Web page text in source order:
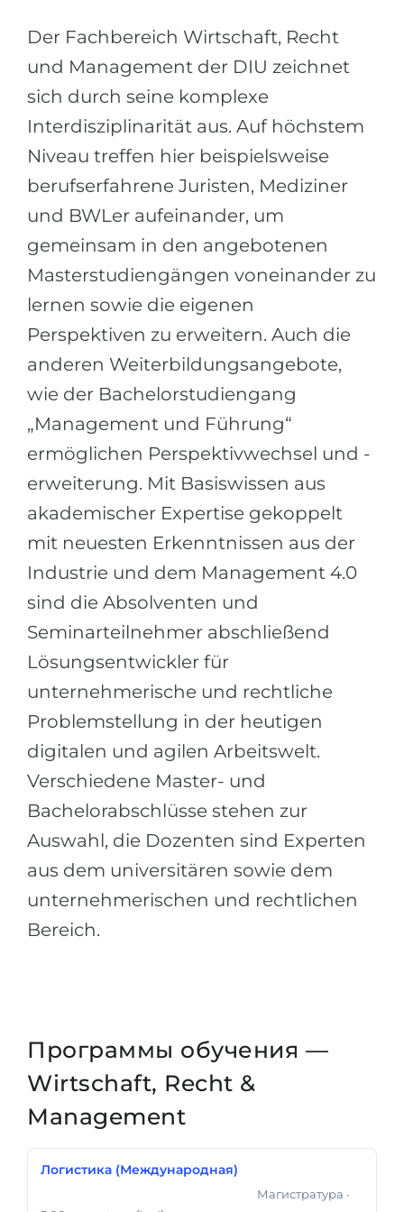
ПРОФЕССИИ
Профессии
Специальности
Примеры вакансий
КАРЬЕРНОЕ ОРИЕНТИРОВАНИЕ
Тест Голланда
Тест Карта Интересов
Тест RIASEC
Успехна
100%
Наши студенты успешно поступают
КОНСУЛЬТАЦИЯ!
ПОСТУПАЕМ НА...
Медицина
Инженерия
Физика
Менеджмент
Другая специальность
Украина
Казахстан
Азербайджан
Армения
Беларусь
Другая страна
ЗАПИСАТЬСЯ НА КОНСУЛЬТАЦИЮ
Der Fachbereich Wirtschaft, Recht
und Management der DIU zeichnet
sich durch seine komplexe
Interdisziplinarität aus. Auf höchstem
Niveau treffen hier beispielsweise
berufserfahrene Juristen, Mediziner
und BWLer aufeinander, um
gemeinsam in den angebotenen
Masterstudiengängen voneinander zu
lernen sowie die eigenen
Perspektiven zu erweitern. Auch die
anderen Weiterbildungsangebote,
wie der Bachelorstudiengang
„Management und Führung“
ermöglichen Perspektivwechsel und -
erweiterung. Mit Basiswissen aus
akademischer Expertise gekoppelt
mit neuesten Erkenntnissen aus der
Industrie und dem Management 4.0
sind die Absolventen und
Seminarteilnehmer abschließend
Lösungsentwickler für
unternehmerische und rechtliche
Problemstellung in der heutigen
digitalen und agilen Arbeitswelt.
Verschiedene Master- und
Bachelorabschlüsse stehen zur
Auswahl, die Dozenten sind Experten
aus dem universitären sowie dem
unternehmerischen und rechtlichen
Bereich.
Программы обучения —
Wirtschaft, Recht &
Management
Логистика (Международная)
Магистратура ·